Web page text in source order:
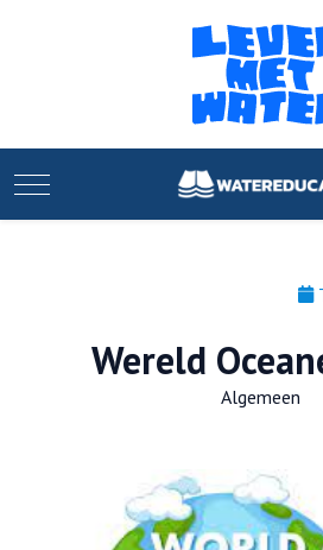
Mobile Menu Toggle
Wereld
Algemeen